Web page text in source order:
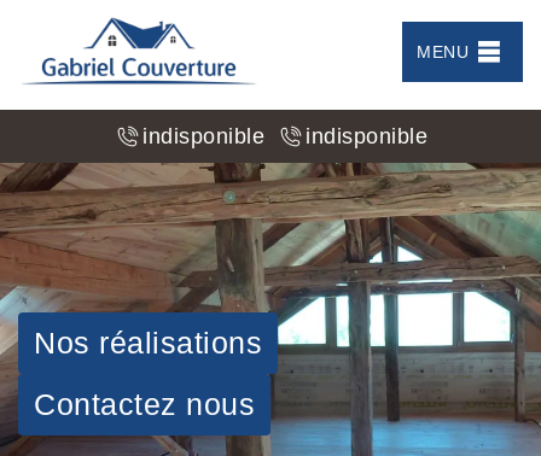
MENU
indisponible indisponible
Nos réalisations
Contactez nous